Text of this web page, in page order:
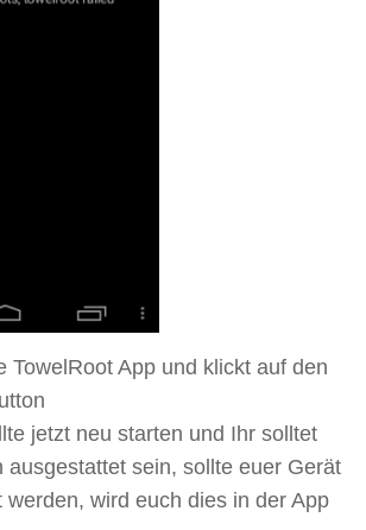
TowelRoot App und klickt auf den
jetzt neu starten und Ihr solltet
ausgestattet sein, sollte euer Gerät
werden, wird euch dies in der App